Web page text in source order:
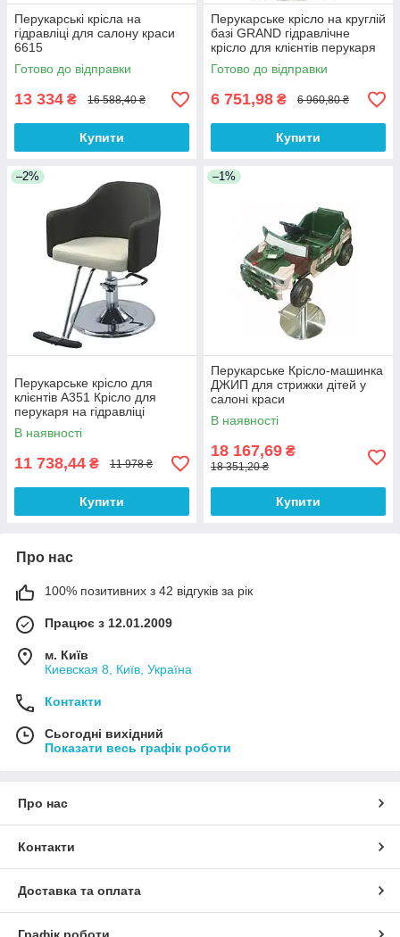
Перукарські крісла на
гідравліці для салону краси
6615
Готово до відправки
13 334 ₴ 16 588,40 ₴
Купити
Перукарське крісло на круглій
базі GRAND гідравлічне
крісло для клієнтів перукаря
Готово до відправки
6 751,98 ₴ 6 960,80 ₴
Купити
–2%
Перукарське крісло для
клієнтів А351 Крісло для
перукаря на гідравліці
В наявності
11 738,44 ₴ 11 978 ₴
Купити
–1%
Перукарське Крісло-машинка
ДЖИП для стрижки дітей у
салоні краси
В наявності
18 167,69 ₴
18 351,20 ₴
Купити
Про нас
100% позитивних з 42 відгуків за рік
Працює з 12.01.2009
м. Київ
Киевская 8, Київ, Україна
Контакти
Сьогодні вихідний
Показати весь графік роботи
Про нас
Контакти
Доставка та оплата